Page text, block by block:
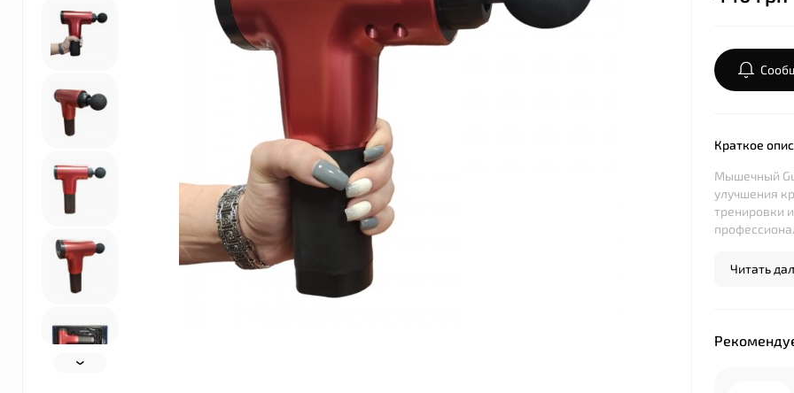
Краткое
Мышечный
улучшения
тренировки
Читать